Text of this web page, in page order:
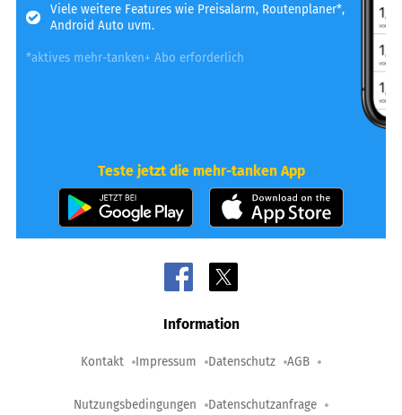
Viele weitere Features wie Preisalarm, Routenplaner*,
Android Auto uvm.
*aktives mehr-tanken+ Abo erforderlich
Teste jetzt die mehr-tanken App
Information
Kontakt Impressum Datenschutz AGB
Nutzungsbedingungen Datenschutzanfrage